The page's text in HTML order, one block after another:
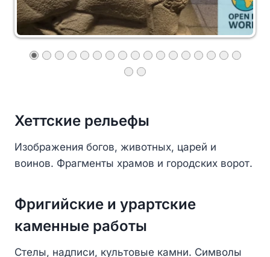
Хеттские рельефы
Изображения богов, животных, царей и
воинов. Фрагменты храмов и городских ворот.
Фригийские и урартские
каменные работы
Стелы, надписи, культовые камни. Символы